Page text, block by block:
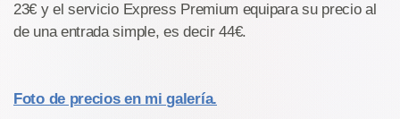
23€ y el servicio Express Premium equipara su precio al
de una entrada simple, es decir 44€.
Foto de precios en mi galería.